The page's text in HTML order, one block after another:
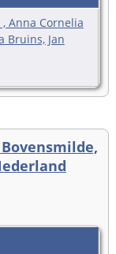
Anna Cornelia
Bruins, Jan